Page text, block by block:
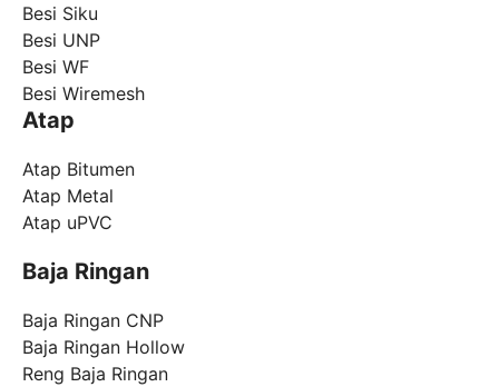
Besi Siku
Besi UNP
Besi WF
Besi Wiremesh
Atap
Atap Bitumen
Atap Metal
Atap uPVC
Baja Ringan
Baja Ringan CNP
Baja Ringan Hollow
Reng Baja Ringan